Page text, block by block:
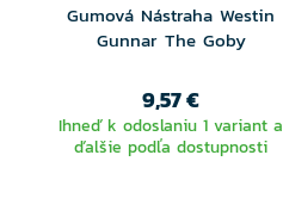
Gumová Nástraha Westin
Gunnar The Goby
9,57 €
Ihneď k odoslaniu 1 variant a
ďalšie podľa dostupnosti